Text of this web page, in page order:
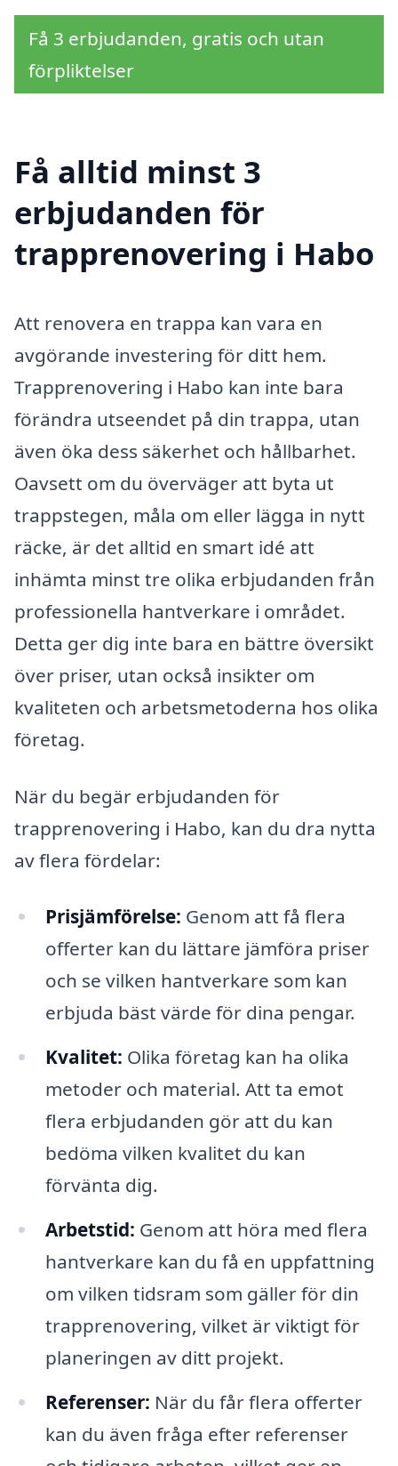
Få 3 erbjudanden, gratis och utan
förpliktelser
Få alltid minst 3
erbjudanden för
trapprenovering i Habo
Att renovera en trappa kan vara en
avgörande investering för ditt hem.
Trapprenovering i Habo kan inte bara
förändra utseendet på din trappa, utan
även öka dess säkerhet och hållbarhet.
Oavsett om du överväger att byta ut
trappstegen, måla om eller lägga in nytt
räcke, är det alltid en smart idé att
inhämta minst tre olika erbjudanden från
professionella hantverkare i området.
Detta ger dig inte bara en bättre översikt
över priser, utan också insikter om
kvaliteten och arbetsmetoderna hos olika
företag.
När du begär erbjudanden för
trapprenovering i Habo, kan du dra nytta
av flera fördelar:
Prisjämförelse: Genom att få flera
offerter kan du lättare jämföra priser
och se vilken hantverkare som kan
erbjuda bäst värde för dina pengar.
Kvalitet: Olika företag kan ha olika
metoder och material. Att ta emot
flera erbjudanden gör att du kan
bedöma vilken kvalitet du kan
förvänta dig.
Arbetstid: Genom att höra med flera
hantverkare kan du få en uppfattning
om vilken tidsram som gäller för din
trapprenovering, vilket är viktigt för
planeringen av ditt projekt.
Referenser: När du får flera offerter
kan du även fråga efter referenser